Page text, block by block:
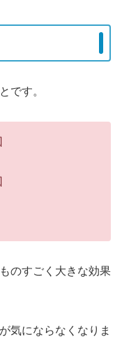
です。
のすごく大きな効果
気にならなくなりま